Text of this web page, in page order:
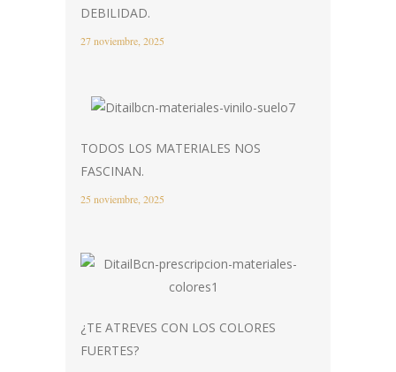
DEBILIDAD.
27 noviembre, 2025
TODOS LOS MATERIALES NOS
FASCINAN.
25 noviembre, 2025
¿TE ATREVES CON LOS COLORES
FUERTES?